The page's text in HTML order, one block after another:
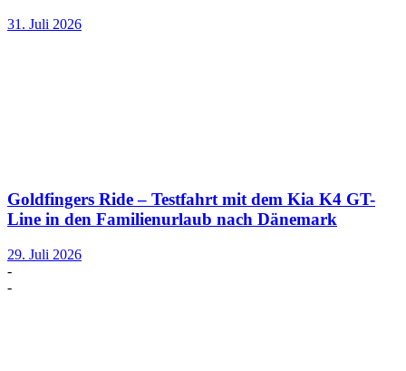
31. Juli 2026
Goldfingers Ride – Testfahrt mit dem Kia K4 GT-
Line in den Familienurlaub nach Dänemark
29. Juli 2026
-
-